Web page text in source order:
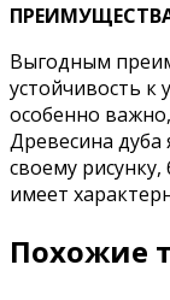
Выгодным
устойчивость к
особенно
Древесина дуба
своему
имеет
Похожие